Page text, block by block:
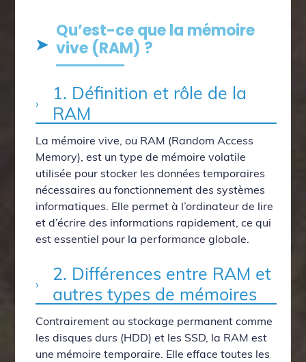
Qu’est-ce que la mémoire
vive (RAM) ?
1. Définition et rôle de la
RAM
La mémoire vive, ou RAM (Random Access
Memory), est un type de mémoire volatile
utilisée pour stocker les données temporaires
nécessaires au fonctionnement des systèmes
informatiques. Elle permet à l’ordinateur de lire
et d’écrire des informations rapidement, ce qui
est essentiel pour la performance globale.
2. Différences entre RAM et
autres types de mémoires
Contrairement au stockage permanent comme
les disques durs (HDD) et les SSD, la RAM est
une mémoire temporaire. Elle efface toutes les